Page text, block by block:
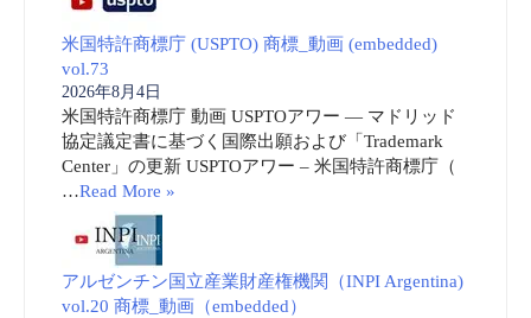
米国特許商標庁 (USPTO) 商標_動画 (embedded)
vol.73
2026年8月4日
米国特許商標庁 動画 USPTOアワー ― マドリッド
協定議定書に基づく国際出願および「Trademark
Center」の更新 USPTOアワー – 米国特許商標庁（
…Read More »
アルゼンチン国立産業財産権機関（INPI Argentina)
vol.20 商標_動画（embedded）